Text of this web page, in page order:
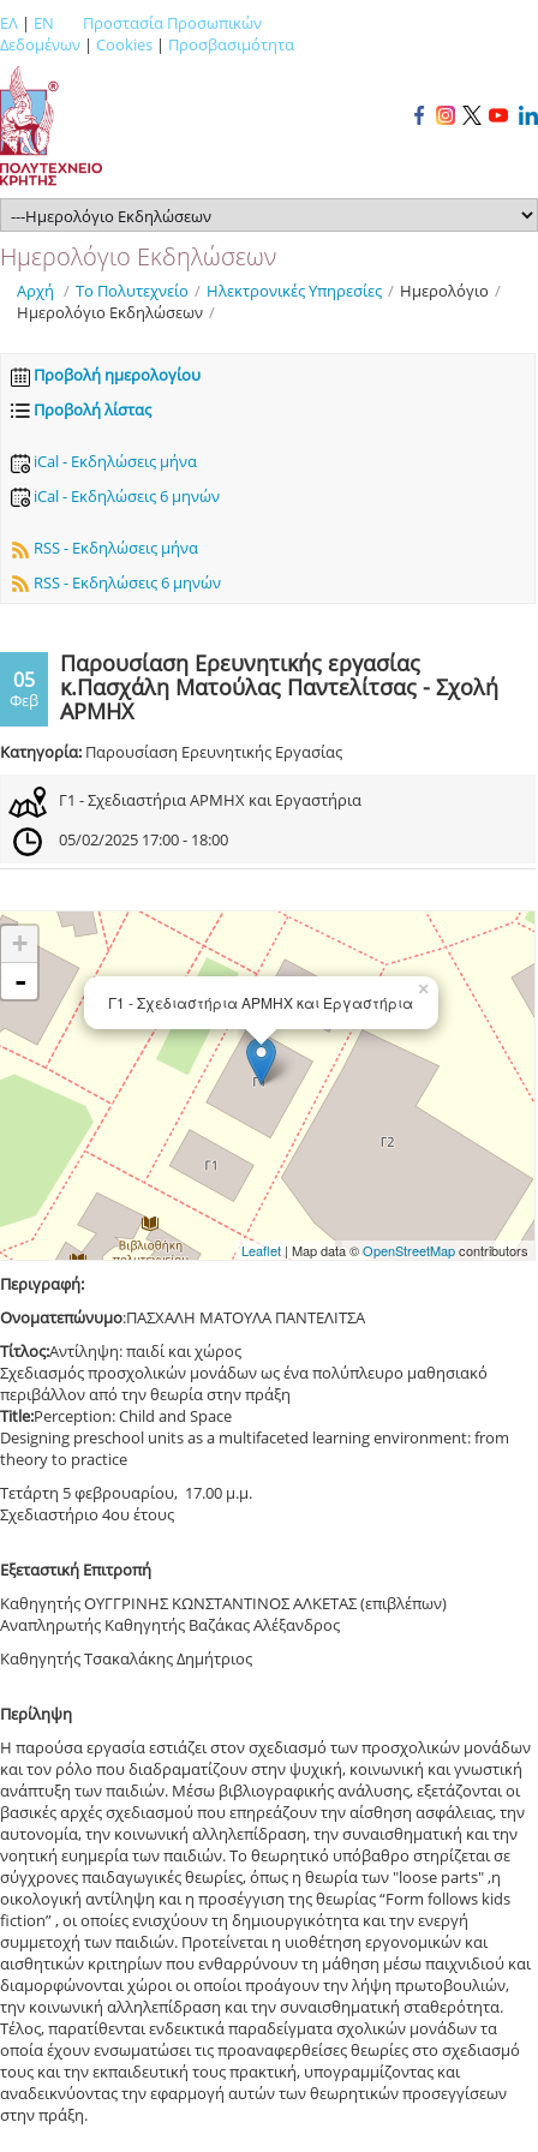
ΕΛ | EN
Προστασία Προσωπικών
Δεδομένων | Cookies | Προσβασιμότητα
Ημερολόγιο Εκδηλώσεων
Αρχή / Το Πολυτεχνείο / Ηλεκτρονικές Υπηρεσίες / Ημερολόγιο /
Ημερολόγιο Εκδηλώσεων /
Προβολή ημερολογίου
Προβολή λίστας
iCal - Εκδηλώσεις μήνα
iCal - Εκδηλώσεις 6 μηνών
RSS - Εκδηλώσεις μήνα
RSS - Εκδηλώσεις 6 μηνών
05
Φεβ
Παρουσίαση Ερευνητικής εργασίας
κ.Πασχάλη Ματούλας Παντελίτσας - Σχολή
ΑΡΜΗΧ
Κατηγορία: Παρουσίαση Ερευνητικής Εργασίας
Γ1 - Σχεδιαστήρια ΑΡΜΗΧ και Εργαστήρια
05/02/2025 17:00 - 18:00
×
Γ1 - Σχεδιαστήρια ΑΡΜΗΧ και Εργαστήρια
+
-
Leaflet| Map data ©OpenStreetMapcontributors
Περιγραφή:
Ονοματεπώνυμο:ΠΑΣΧΑΛΗ ΜΑΤΟΥΛΑ ΠΑΝΤΕΛΙΤΣΑ
Τίτλος:Αντίληψη: παιδί και χώρος
Σχεδιασμός προσχολικών μονάδων ως ένα πολύπλευρο μαθησιακό
περιβάλλον από την θεωρία στην πράξη
Τitle:Perception: Child and Space
Designing preschool units as a multifaceted learning environment: from
theory to practice
Τετάρτη 5 φεβρουαρίου, 17.00 μ.μ.
Σχεδιαστήριο 4ου έτους
Εξεταστική Επιτροπή
Καθηγητής ΟΥΓΓΡΙΝΗΣ ΚΩΝΣΤΑΝΤΙΝΟΣ ΑΛΚΕΤΑΣ (επιβλέπων)
Αναπληρωτής Καθηγητής Βαζάκας Αλέξανδρος
Καθηγητής Τσακαλάκης Δημήτριος
Περίληψη
Η παρούσα εργασία εστιάζει στον σχεδιασμό των προσχολικών μονάδων
και τον ρόλο που διαδραματίζουν στην ψυχική, κοινωνική και γνωστική
ανάπτυξη των παιδιών. Μέσω βιβλιογραφικής ανάλυσης, εξετάζονται οι
βασικές αρχές σχεδιασμού που επηρεάζουν την αίσθηση ασφάλειας, την
αυτονομία, την κοινωνική αλληλεπίδραση, την συναισθηματική και την
νοητική ευημερία των παιδιών. Το θεωρητικό υπόβαθρο στηρίζεται σε
σύγχρονες παιδαγωγικές θεωρίες, όπως η θεωρία των "loose parts" ,η
οικολογική αντίληψη και η προσέγγιση της θεωρίας “Form follows kids
fiction” , οι οποίες ενισχύουν τη δημιουργικότητα και την ενεργή
συμμετοχή των παιδιών. Προτείνεται η υιοθέτηση εργονομικών και
αισθητικών κριτηρίων που ενθαρρύνουν τη μάθηση μέσω παιχνιδιού και
διαμορφώνονται χώροι οι οποίοι προάγουν την λήψη πρωτοβουλιών,
την κοινωνική αλληλεπίδραση και την συναισθηματική σταθερότητα.
Τέλος, παρατίθενται ενδεικτικά παραδείγματα σχολικών μονάδων τα
οποία έχουν ενσωματώσει τις προαναφερθείσες θεωρίες στο σχεδιασμό
τους και την εκπαιδευτική τους πρακτική, υπογραμμίζοντας και
αναδεικνύοντας την εφαρμογή αυτών των θεωρητικών προσεγγίσεων
στην πράξη.